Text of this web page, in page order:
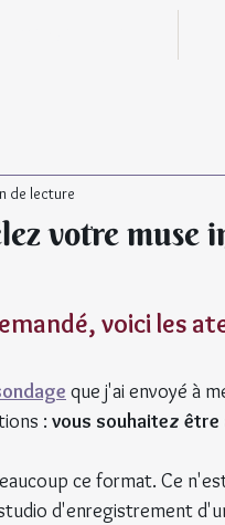
votre
de lecture
voici les
que j'ai envoyé à
: vous souhaitez être
ce format. Ce
d'enregistrement